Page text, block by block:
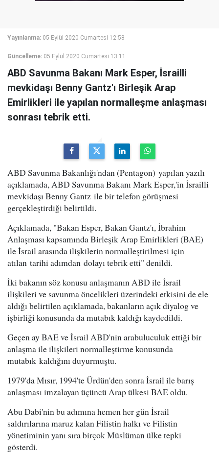
Yayınlanma: 05 Eylül 2020 Cumartesi 12:58
Güncelleme: 05 Eylül 2020 Cumartesi 13:11
ABD Savunma Bakanı Mark Esper, İsrailli
mevkidaşı Benny Gantz'ı Birleşik Arap
Emirlikleri ile yapılan normalleşme anlaşması
sonrası tebrik etti.
ABD Savunma Bakanlığı'ndan (Pentagon) yapılan yazılı
açıklamada, ABD Savunma Bakanı Mark Esper,'in İsrailli
mevkidaşı Benny Gantz ile bir telefon görüşmesi
gerçekleştirdiği belirtildi.
Açıklamada, "Bakan Esper, Bakan Gantz'ı, İbrahim
Anlaşması kapsamında Birleşik Arap Emirlikleri (BAE)
ile İsrail arasında ilişkilerin normalleştirilmesi için
atılan tarihi adımdan dolayı tebrik etti" denildi.
İki bakanın söz konusu anlaşmanın ABD ile İsrail
ilişkileri ve savunma öncelikleri üzerindeki etkisini de ele
aldığı belirtilen açıklamada, bakanların açık diyalog ve
işbirliği konusunda da mutabık kaldığı kaydedildi.
Geçen ay BAE ve İsrail ABD'nin arabuluculuk ettiği bir
anlaşma ile ilişkileri normalleştirme konusunda
mutabık kaldığını duyurmuştu.
1979'da Mısır, 1994'te Ürdün'den sonra İsrail ile barış
anlaşması imzalayan üçüncü Arap ülkesi BAE oldu.
Abu Dabi'nin bu adımına hemen her gün İsrail
saldırılarına maruz kalan Filistin halkı ve Filistin
yönetiminin yanı sıra birçok Müslüman ülke tepki
gösterdi.